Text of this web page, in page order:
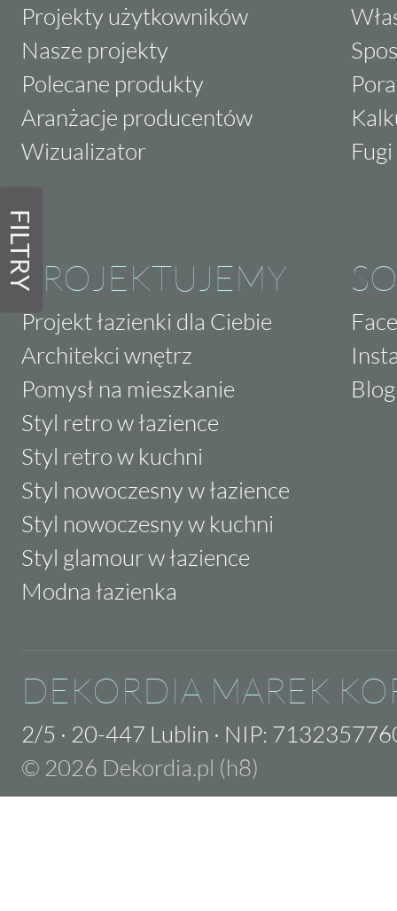
FILTRY
Projekty użytkowników
Nasze projekty
Polecane produkty
Aranżacje producentów
Wizualizator
PROJEKTUJEMY
Projekt łazienki dla Ciebie
Architekci wnętrz
Pomysł na mieszkanie
Styl retro w łazience
Styl retro w kuchni
Styl nowoczesny w łazience
Styl nowoczesny w kuchni
Styl glamour w łazience
Modna łazienka
Blog
DEKORDIA MAREK
2/5 · 20-447 Lublin · NIP:
© 2026 Dekordia.pl (h8)